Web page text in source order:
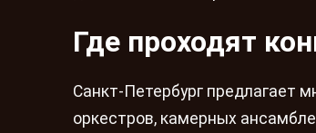
Где проходят
Санкт-Петербург предлагает
оркестров, камерных